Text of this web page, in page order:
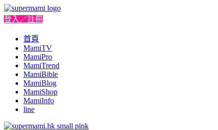
登入／註冊
首頁
MamiTV
MamiPro
MamiTrend
MamiBible
MamiBlog
MamiShop
MamiInfo
line